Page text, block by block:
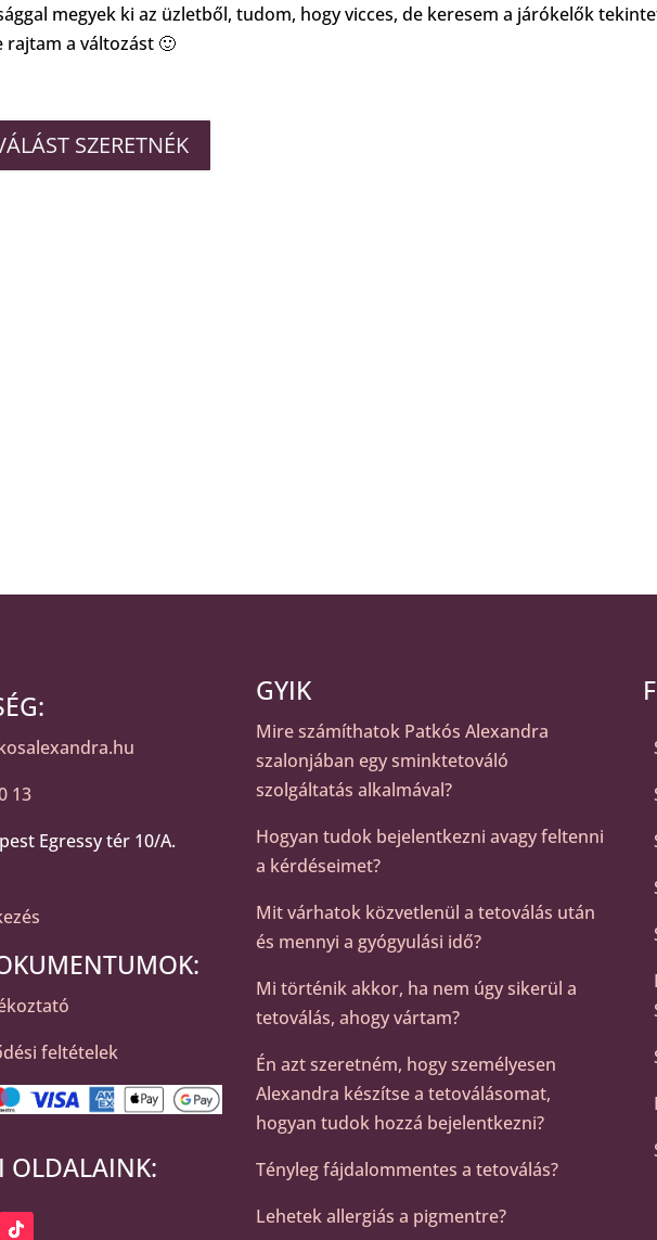
megyek ki az üzletből, tudom, hogy vicces, de keresem a járókelők
rajtam a változást 🙂
SZERETNÉK
13
Egressy tér 10/A.
feltételek
OLDALAINK:
GYIK
Mire számíthatok Patkós Alexandra
szalonjában egy sminktetováló
szolgáltatás alkalmával?
Hogyan tudok bejelentkezni avagy feltenni
a kérdéseimet?
Mit várhatok közvetlenül a tetoválás után
és mennyi a gyógyulási idő?
Mi történik akkor, ha nem úgy sikerül a
tetoválás, ahogy vártam?
Én azt szeretném, hogy személyesen
Alexandra készítse a tetoválásomat,
hogyan tudok hozzá bejelentkezni?
Tényleg fájdalommentes a tetoválás?
Lehetek allergiás a pigmentre?